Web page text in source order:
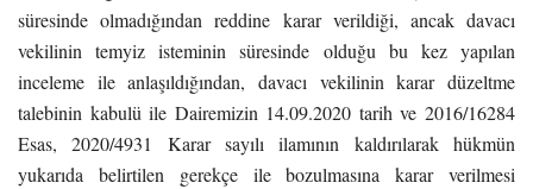
süresinde olmadığından reddine karar verildiği, ancak davacı
vekilinin temyiz isteminin süresinde olduğu bu kez yapılan
inceleme ile anlaşıldığından, davacı vekilinin karar düzeltme
talebinin kabulü ile Dairemizin 14.09.2020 tarih ve 2016/16284
Esas, 2020/4931 Karar sayılı ilamının kaldırılarak hükmün
yukarıda belirtilen gerekçe ile bozulmasına karar verilmesi